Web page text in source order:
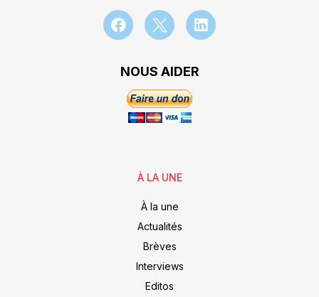
NOUS AIDER
À LA UNE
À la une
Actualités
Brèves
Interviews
Editos